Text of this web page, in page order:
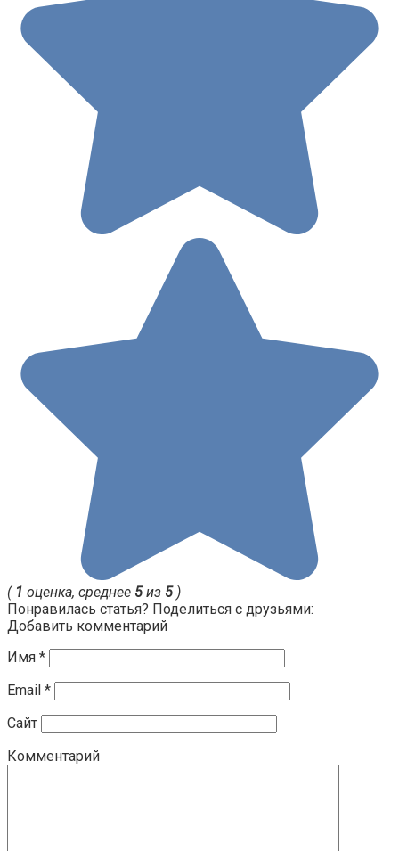
( 1 оценка, среднее 5из 5)
Понравилась статья? Поделиться с друзьями:
Добавить комментарий
Имя *
Email *
Сайт
Комментарий